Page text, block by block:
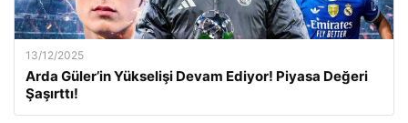
13/12/2025
Arda Güler’in Yükselişi Devam Ediyor! Piyasa Değeri
Şaşırttı!